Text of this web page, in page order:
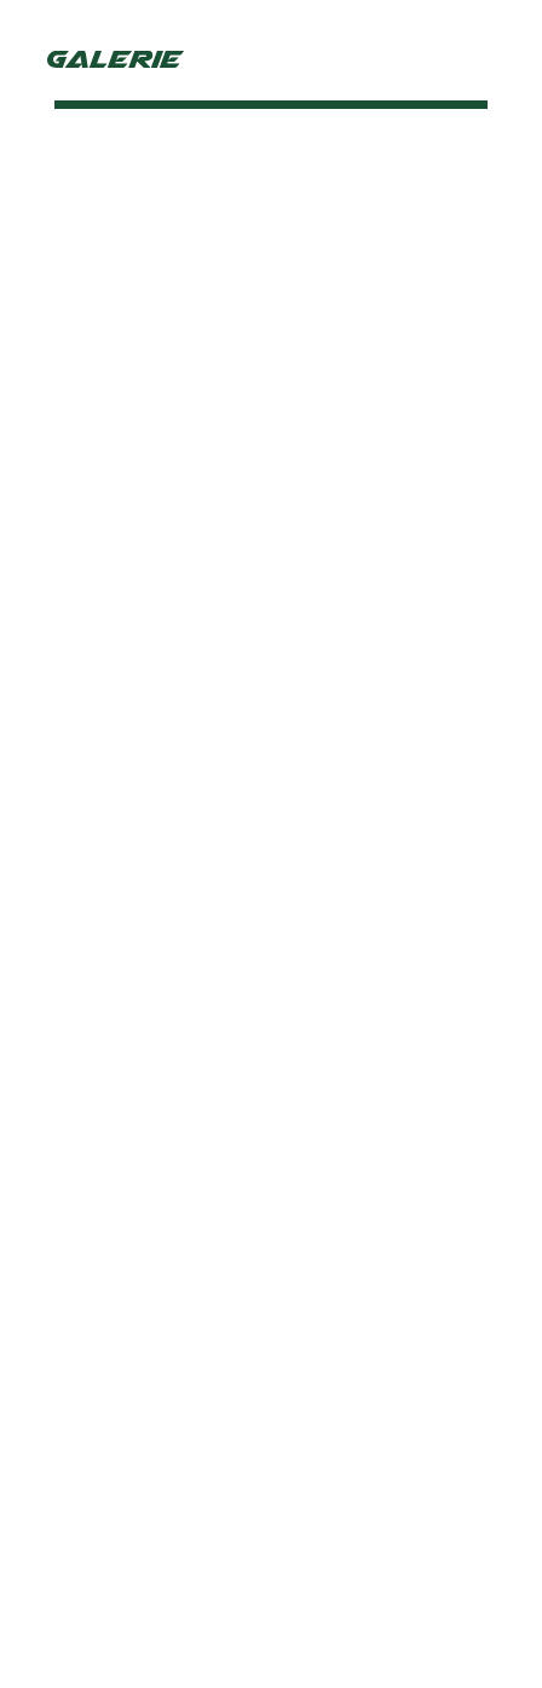
Galerie